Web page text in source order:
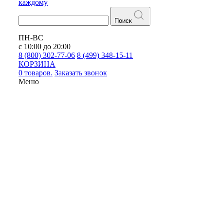
каждому
Поиск
ПН-ВС
с 10:00 до 20:00
8 (800) 302-77-06 8 (499) 348-15-11
КОРЗИНА
0 товаров. Заказать звонок
Меню